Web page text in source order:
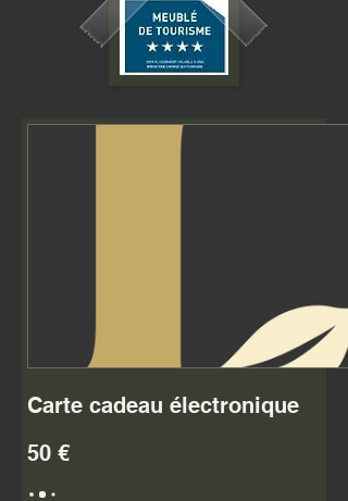
Carte cadeau électronique
50 €